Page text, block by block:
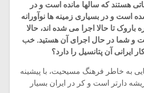
هستند که سالها مانده است و در
است و در بسیاری زمینه ها نوآورانه
باروک تا حالا اجرا می شده اند، حالا
و شما در حال اجرای آن هستید. خب
ایرانی آن پتانسیل را دارد؟
به خاطر فرهنگ مسیحیت، با پیشینه
دارتر است و کر در ایران بسیار